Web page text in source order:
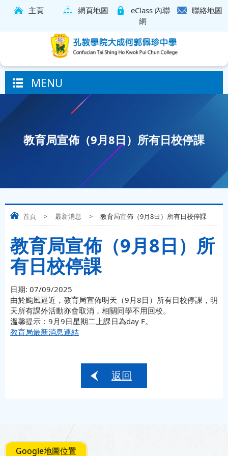
主頁 網頁地圖
eClass 內聯
網
聯絡地圖
MENU
教育局宣佈（9月8日）所有日校停課
首頁 > 最新消息 > 教育局宣佈（9月8日）所有日校停課
教育局宣佈（9月8日）所
有日校停課
日期: 07/09/2025
由於颱風逼近，教育局宣佈明天（9月8日）所有日校停課，明
天所有課外活動亦會取消，相關同學不用回校。
溫馨提示：9月9日星期二上課日為day F。
教育局最新消息連結
返回
Google地圖位置